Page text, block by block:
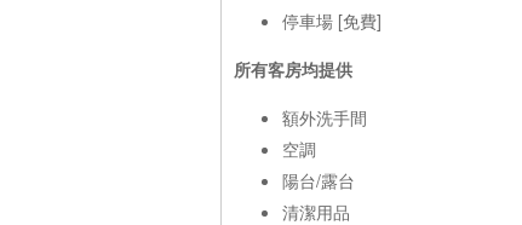
停車場 [免費]
所有客房均提供
額外洗手間
空調
陽台/露台
清潔用品